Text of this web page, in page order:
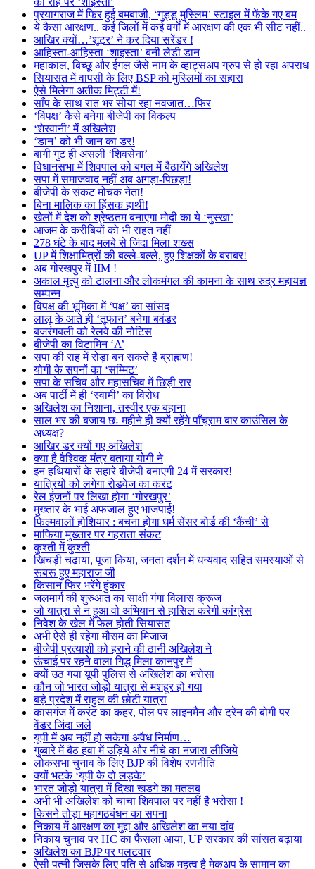
प्रयागराज में फिर हुई बमबाजी, ‘गुड्डू मुस्लिम’ स्टाइल में फेंके गए बम
ये कैसा आरक्षण.. कई जिलों में कई वर्गों में आरक्षण की एक भी सीट नहीं..
आखिर क्यों…’शूटर’ ने कर दिया सरेंडर !
आहिस्ता-आहिस्ता ‘शाइस्ता’ बनी लेडी डान
महाकाल, बिच्छू और ईगल जैसे नाम के व्हाट्सअप ग्रुप से हो रहा अपराध
सियासत में वापसी के लिए BSP को मुस्लिमों का सहारा
ऐसे मिलेगा अतीक मिट्टी में!
साँप के साथ रात भर सोया रहा नवजात…फिर
‘विपक्ष’ कैसे बनेगा बीजेपी का विकल्प
‘शेरवानी’ में अखिलेश
‘डान’ को भी जान का डर!
बागी गुट ही असली ‘शिवसेना’
विधानसभा में शिवपाल को बगल में बैठायेंगे अखिलेश
सपा में समाजवाद नहीं अब अगड़ा-पिछड़ा!
बीजेपी के संकट मोचक नेता!
बिना मालिक का हिंसक हाथी!
खेलों में देश को श्रेष्ठतम बनाएगा मोदी का ये ‘नुस्खा’
आजम के करीबियों को भी राहत नहीं
278 घंटे के बाद मलबे से जिंदा मिला शख्स
UP में शिक्षामित्रों की बल्ले-बल्ले, हुए शिक्षकों के बराबर!
अब गोरखपुर में IIM !
अकाल मृत्यु को टालना और लोकमंगल की कामना के साथ रुद्र महायज्ञ
सम्पन्न
विपक्ष की भूमिका में ‘पक्ष’ का सांसद
लालू के आते ही ‘तूफान’ बनेगा बवंडर
बजरंगबली को रेलवे की नोटिस
बीजेपी का विटामिन ‘A’
सपा की राह में रोड़ा बन सकते हैं ब्राह्मण!
योगी के सपनों का ‘सम्मिट’
सपा के सचिव और महासचिव में छिड़ी रार
अब पार्टी में ही ‘स्वामी’ का विरोध
अखिलेश का निशाना, तस्वीर एक बहाना
साल भर की बजाय छः महीने ही क्यों रहेंगे पाँचूराम बार काउंसिल के
अध्यक्ष?
आखिर डर क्यों गए अखिलेश
क्या है वैश्विक मंत्र बताया योगी ने
इन हथियारों के सहारे बीजेपी बनाएगी 24 में सरकार!
यात्रियों को लगेगा रोडवेज का करंट
रेल इंजनों पर लिखा होगा ‘गोरखपुर’
मुख्तार के भाई अफजाल हुए भाजपाई!
फिल्मवालों होशियार : बचना होगा धर्म सेंसर बोर्ड की ‘कैंची’ से
माफिया मुख्तार पर गहराता संकट
कुश्ती में कुश्ती
खिचड़ी चढ़ाया, पूजा किया, जनता दर्शन में धन्यवाद सहित समस्याओं से
रूबरू हुए महाराज जी
किसान फिर भरेंगे हुंकार
जलमार्ग की शुरुआत का साक्षी गंगा विलास क्रूज
जो यात्रा से न हुआ वो अभियान से हासिल करेगी कांग्रेस
निवेश के खेल में फेल होती सियासत
अभी ऐसे ही रहेगा मौसम का मिजाज
बीजेपी प्रत्याशी को हराने की ठानी अखिलेश ने
ऊंचाई पर रहने वाला गिद्ध मिला कानपुर में
क्यों उठ गया यूपी पुलिस से अखिलेश का भरोसा
कौन जो भारत जोड़ो यात्रा से मशहूर हो गया
बड़े प्रदेश में राहुल की छोटी यात्रा
कासगंज में करंट का कहर, पोल पर लाइनमैन और ट्रेन की बोगी पर
वेंडर जिंदा जले
यूपी में अब नहीं हो सकेगा अवैध निर्माण…
गुब्बारे में बैठ हवा में उड़िये और नीचे का नजारा लीजिये
लोकसभा चुनाव के लिए BJP की विशेष रणनीति
क्यों भटके ‘यूपी के दो लड़के’
भारत जोड़ो यात्रा में दिखा खडगे का मतलब
अभी भी अखिलेश को चाचा शिवपाल पर नहीं है भरोसा !
किसने तोड़ा महागठबंधन का सपना
निकाय में आरक्षण का मुद्दा और अखिलेश का नया दांव
निकाय चुनाव पर HC का फैसला आया, UP सरकार की सांसत बढ़ाया
अखिलेश का BJP पर पलटवार
ऐसी पत्नी जिसके लिए पति से अधिक महत्व है मेकअप के सामान का